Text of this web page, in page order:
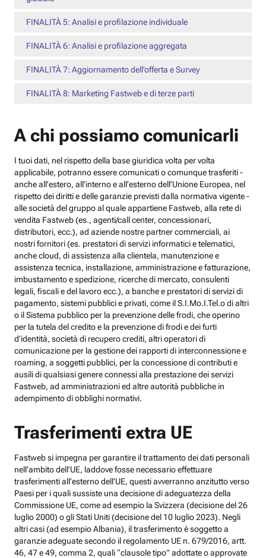
FINALITÀ 5: Analisi e profilazione individuale
FINALITÀ 6: Analisi e profilazione aggregata
FINALITÀ 7: Aggiornamento dell’offerta e Survey
FINALITÀ 8: Marketing Fastweb e di terze parti
A chi possiamo comunicarli
I tuoi dati, nel rispetto della base giuridica volta per volta
applicabile, potranno essere comunicati o comunque trasferiti -
anche all’estero, all’interno e all’esterno dell’Unione Europea, nel
rispetto dei diritti e delle garanzie previsti dalla normativa vigente -
alle società del gruppo al quale appartiene Fastweb, alla rete di
vendita Fastweb (es., agenti/call center, concessionari,
distributori, ecc.), ad aziende nostre partner commerciali, ai
nostri fornitori (es. prestatori di servizi informatici e telematici,
anche cloud, di assistenza alla clientela, manutenzione e
assistenza tecnica, installazione, amministrazione e fatturazione,
imbustamento e spedizione, ricerche di mercato, consulenti
legali, fiscali e del lavoro ecc.), a banche e prestatori di servizi di
pagamento, sistemi pubblici e privati, come il S.I.Mo.I.Tel.o di altri
o il Sistema pubblico per la prevenzione delle frodi, che operino
per la tutela del credito e la prevenzione di frodi e dei furti
d’identità, società di recupero crediti, altri operatori di
comunicazione per la gestione dei rapporti di interconnessione e
roaming, a soggetti pubblici, per la concessione di contributi e
ausili di qualsiasi genere connessi alla prestazione dei servizi
Fastweb, ad amministrazioni ed altre autorità pubbliche in
adempimento di obblighi normativi.
Trasferimenti extra UE
Fastweb si impegna per garantire il trattamento dei dati personali
nell’ambito dell’UE, laddove fosse necessario effettuare
trasferimenti all’esterno dell’UE, questi avverranno anzitutto verso
Paesi per i quali sussiste una decisione di adeguatezza della
Commissione UE, come ad esempio la Svizzera (decisione del 26
luglio 2000) o gli Stati Uniti (decisione del 10 luglio 2023). Negli
altri casi (ad esempio Albania), il trasferimento è soggetto a
garanzie adeguate secondo il regolamento UE n. 679/2016, artt.
46, 47 e 49, comma 2, quali “clausole tipo” adottate o approvate